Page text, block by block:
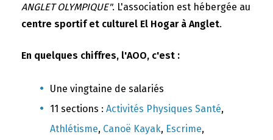
ANGLET OLYMPIQUE". L'association est hébergée au
centre sportif et culturel El Hogar à Anglet.
En quelques chiffres, l'AOO, c'est :
Une vingtaine de salariés
11 sections : Activités Physiques Santé,
Athlétisme, Canoë Kayak, Escrime,